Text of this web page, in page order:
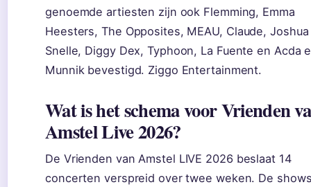
genoemde artiesten zijn ook Flemming, Emma
Heesters, The Opposites, MEAU, Claude,
Snelle, Diggy Dex, Typhoon, La Fuente en Acda
Munnik bevestigd. Ziggo Entertainment.
Wat is het schema voor Vrienden
Amstel Live 2026?
De Vrienden van Amstel LIVE 2026 beslaat 14
concerten verspreid over twee weken. De